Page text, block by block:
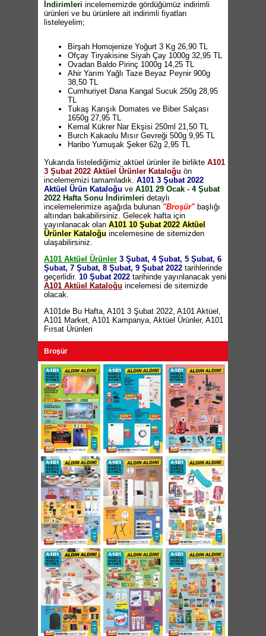
Kiwi Cam Elektrikli Cezve 400ml 139 TL
Singer El Dikiş Makinesi 179 TL
Aprilla Profesyonel Şarjlı Saç Kesme
Üstten Basmalı Rondo 55 TL
Nero Kapaklı Gözleme & Balık Tavası 30cm
99,95 TL
Cem Nero Mermer Görünümlü Mini Ürünler
49,95 TL
Keramika 19 Parça Kahvaltı Seti 149,95 TL
Paşabahçe Plastik Kapaklı Kare Borcam
49,95 TL
Paşabahçe V-Block Su Bardağı 210cc 6'lı
32,50 TL
Paşabahçe V-Block Çay Bardağı 6'lı 24,95 TL
Paşabahçe Estrelle Mavi Kase 2540cc 24,95
Paşabahçe Glamour Kristalin Şekerlik 22,50
TL
Borosilikat Kupa 200ml 3'lü 34,95 TL
Borosilikat Fincan 100ml 3'lü 19,95 TL
French Press 600cc 24,95 TL
Kahve Bardağı Çeşitleri 2'li 9,95 TL
Metaltex Düzenleyici Raf Çeşitleri 17,50 TL
Aqua.Di.Polo Laptop Çantası 59,95 TL
Dijital Baskılı Kaymaz Banyo Klozet Takımı
2'li 49,95 TL
TL
Nouvelle Bay / Bayan Bornoz 69,95 TL
Bayan Peluşlu Bere Boyunluk Seti 29,95 TL
Bay Kışlık Kasket 12,95 TL
Polarlı Kulaklı Bay Bere 11,95 TL
Silk&Blue Ters Havlu Bayan Soket Çorap 8,95
TL
Silk&Blue Bay Yünlü Çorap 7,50 TL
İndirimleri incelememizde gördüğümüz indirimli
ürünleri ve bu ürünlere ait indirimli fiyatları
listeleyelim;
Birşah Homojenize Yoğurt 3 Kg 26,90 TL
Ofçay Tiryakisine Siyah Çay 1000g 32,95 TL
Ovadan Baldo Pirinç 1000g 14,25 TL
Ahir Yarım Yağlı Taze Beyaz Peynir 900g
38,50 TL
Cumhuriyet Dana Kangal Sucuk 250g 28,95
TL
Tukaş Karışık Domates ve Biber Salçası
1650g 27,95 TL
Kemal Kükrer Nar Ekşisi 250ml 21,50 TL
Burch Kakaolu Mısır Gevreği 500g 9,95 TL
Haribo Yumuşak Şeker 62g 2,95 TL
Dardanel Ton Balığı 2x185g 29,90 TL(10 TL
ve üzeri alışverişlerde geçerlidir)
Kotex Naturel Ultra Hijyenik Ped 16'lı 21,90
TL(10 TL ve üzeri alışverişlerde geçerlidir)
Yukarıda listelediğimiz aktüel ürünler ile birlikte A101
3 Şubat 2022 Aktüel Ürünler Kataloğu ön
incelememizi tamamladık. A101 3 Şubat 2022
Aktüel Ürün Kataloğu ve A101 29 Ocak - 4 Şubat
2022 Hafta Sonu İndirimleri detaylı
incelemelerimize aşağıda bulunan "Broşür"başlığı
altından bakabilirsiniz. Gelecek hafta için
yayınlanacak olan A101 10 Şubat 2022 Aktüel
Ürünler Kataloğu incelemesine de sitemizden
ulaşabilirsiniz.
A101 Aktüel Ürünler 3 Şubat, 4 Şubat, 5 Şubat, 6
Şubat, 7 Şubat, 8 Şubat, 9 Şubat 2022 tarihlerinde
geçerlidir. 10 Şubat 2022 tarihinde yayınlanacak yeni
A101 Aktüel Kataloğu incelemesi de sitemizde
olacak.
A101de Bu Hafta A101 3 Şubat 2022 A101 Aktüel
A101 Market A101 Kampanya Aktüel Ürünler, A101
Fırsat Ürünleri
Broşür